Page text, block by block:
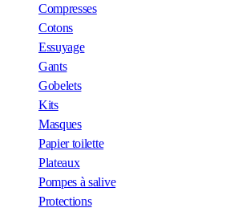
Compresses
Cotons
Essuyage
Gants
Gobelets
Kits
Masques
Papier toilette
Plateaux
Pompes à salive
Protections